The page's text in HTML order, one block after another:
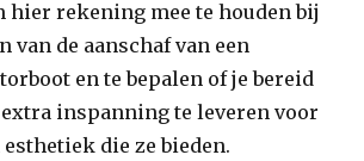
hier rekening mee te houden bij
van de aanschaf van een
en te bepalen of je bereid
extra inspanning te leveren voor
die ze bieden.